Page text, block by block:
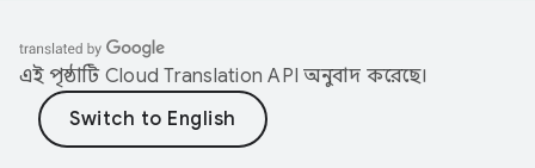
এই পৃষ্ঠাটি Cloud Translation API অনুবাদ করেছে।